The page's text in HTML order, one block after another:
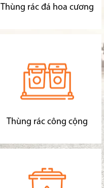
Thùng rác đá hoa cương
Thùng rác công cộng